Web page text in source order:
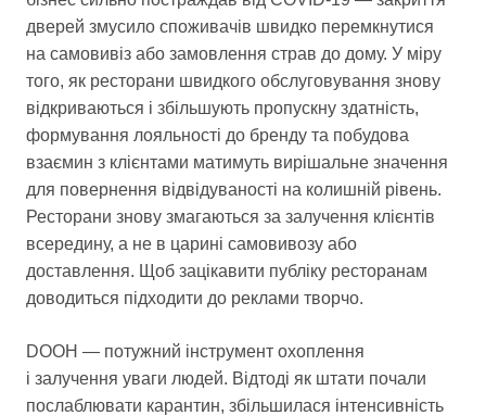
дверей змусило споживачів швидко перемкнутися
на самовивіз або замовлення страв до дому. У міру
того, як ресторани швидкого обслуговування знову
відкриваються і збільшують пропускну здатність,
формування лояльності до бренду та побудова
взаємин з клієнтами матимуть вирішальне значення
для повернення відвідуваності на колишній рівень.
Ресторани знову змагаються за залучення клієнтів
всередину, а не в царині самовивозу або
доставлення. Щоб зацікавити публіку ресторанам
доводиться підходити до реклами творчо.
DOOH — потужний інструмент охоплення
і залучення уваги людей. Відтоді як штати почали
послаблювати карантин, збільшилася інтенсивність